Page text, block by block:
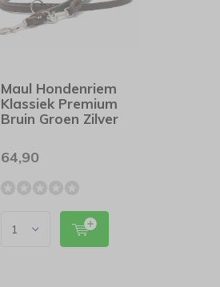
Maul Hondenriem
Klassiek Premium
Bruin Groen Zilver
64,90